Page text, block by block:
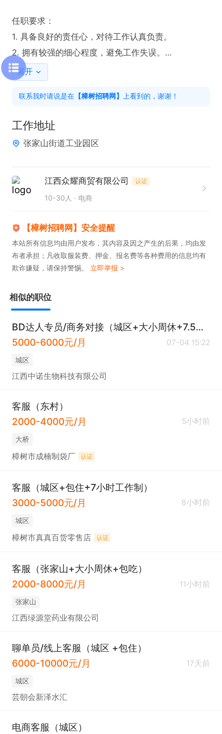
任职要求：
1. 具备良好的责任心，对待工作认真负责。
2. 拥有较强的细心程度，避免工作失误。
3.  熟练掌握基本的办公软件操作技能。
4. 上班时间：8小时，中午包吃，休 叁天
展开
联系我时请说是在 【樟树招聘网】上看到的，谢谢！
工作地址
张家山街道工业园区
江西众耀商贸有限公司 认证
10-30人 电商
【樟树招聘网】安全提醒
本站所有信息均由用户发布，其内容及因之产生的后果，均由发
布者承担；凡收取服装费、押金、报名费等各种费用的信息均有
欺诈嫌疑，请保持警惕。 立即举报 >
相似的职位
BD达人专员/商务对接（城区+大小周休+7.5小时）
5000-6000元/月
07-04 15:22
城区
江西中诺生物科技有限公司
客服（东村）
2000-4000元/月
5小时前
大桥
樟树市成楠制袋厂 认证
客服（城区+包住+7小时工作制）
3000-5000元/月
8小时前
城区
樟树市真真百货零售店 认证
客服（张家山+大小周休+包吃）
2000-8000元/月
11小时前
张家山
江西绿源堂药业有限公司
聊单员/线上客服（城区 +包住）
6000-10000元/月
17天前
城区
芸朝会新泽水汇
电商客服（城区）